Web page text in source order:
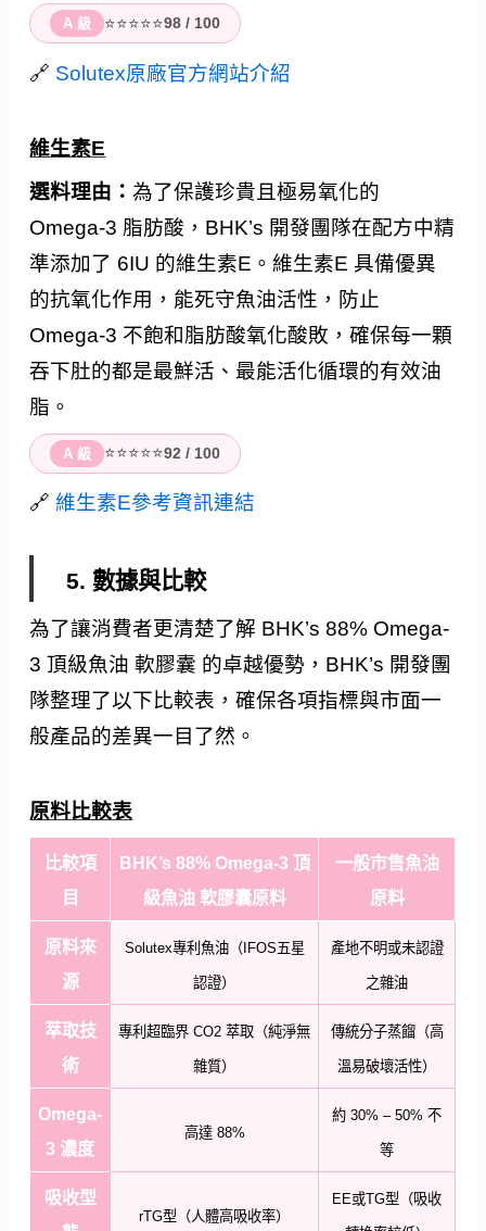
A 級 ⭐⭐⭐⭐⭐98 / 100
🔗 Solutex原廠官方網站介紹
維生素E
選料理由：為了保護珍貴且極易氧化的
Omega-3 脂肪酸，BHK’s 開發團隊在配方中精
準添加了 6IU 的維生素E。維生素E 具備優異
的抗氧化作用，能死守魚油活性，防止
Omega-3 不飽和脂肪酸氧化酸敗，確保每一顆
吞下肚的都是最鮮活、最能活化循環的有效油
脂。
A 級 ⭐⭐⭐⭐⭐92 / 100
🔗維生素E參考資訊連結
5. 數據與比較
為了讓消費者更清楚了解 BHK’s 88% Omega-
3 頂級魚油 軟膠囊 的卓越優勢，BHK’s 開發團
隊整理了以下比較表，確保各項指標與市面一
般產品的差異一目了然。
原料比較表
比較項
目
BHK’s 88% Omega-3 頂
級魚油 軟膠囊原料
一般市售魚油
原料
原料來
源
Solutex專利魚油（IFOS五星
認證）
產地不明或未認證
之雜油
萃取技
術
專利超臨界 CO2 萃取（純淨無
雜質）
傳統分子蒸餾（高
溫易破壞活性）
Omega-
3 濃度
高達 88%
約 30% – 50% 不
等
吸收型
rTG型（人體高吸收率）
EE或TG型（吸收